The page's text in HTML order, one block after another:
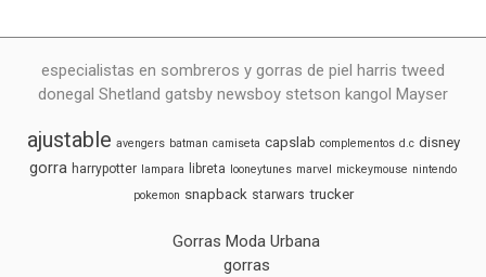
especialistas en sombreros y gorras de piel harris tweed
donegal Shetland gatsby newsboy stetson kangol Mayser
ajustable avengers batman camiseta capslab complementos d.c disney
gorra harrypotter lampara libreta looneytunes marvel mickeymouse nintendo
pokemon snapback starwars trucker
Gorras Moda Urbana
gorras